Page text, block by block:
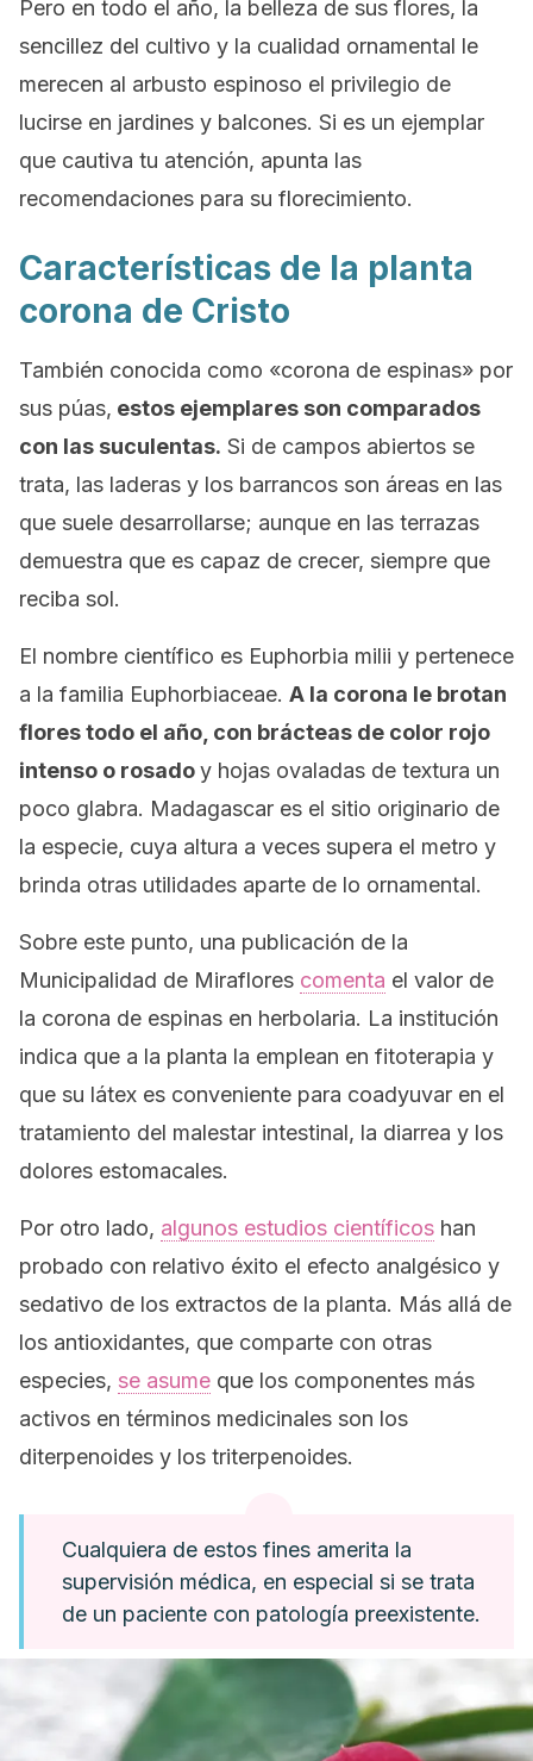
Pero en todo el año, la belleza de sus flores, la
sencillez del cultivo y la cualidad ornamental le
merecen al arbusto espinoso el privilegio de
lucirse en jardines y balcones. Si es un ejemplar
que cautiva tu atención, apunta las
recomendaciones para su florecimiento.
Características de la planta
corona de Cristo
También conocida como «corona de espinas» por
sus púas, estos ejemplares son comparados
con las suculentas. Si de campos abiertos se
trata, las laderas y los barrancos son áreas en las
que suele desarrollarse; aunque en las terrazas
demuestra que es capaz de crecer, siempre que
reciba sol.
El nombre científico es Euphorbia milii y pertenece
a la familia Euphorbiaceae. A la corona le brotan
flores todo el año, con brácteas de color rojo
intenso o rosadoy hojas ovaladas de textura un
poco glabra. Madagascar es el sitio originario de
la especie, cuya altura a veces supera el metro y
brinda otras utilidades aparte de lo ornamental.
Sobre este punto, una publicación de la
Municipalidad de Miraflores comenta el valor de
la corona de espinas en herbolaria. La institución
indica que a la planta la emplean en fitoterapia y
que su látex es conveniente para coadyuvar en el
tratamiento del malestar intestinal, la diarrea y los
dolores estomacales.
Por otro lado, algunos estudios científicos han
probado con relativo éxito el efecto analgésico y
sedativo de los extractos de la planta. Más allá de
los antioxidantes, que comparte con otras
especies, se asume que los componentes más
activos en términos medicinales son los
diterpenoides y los triterpenoides.
Cualquiera de estos fines amerita la
supervisión médica, en especial si se trata
de un paciente con patología preexistente.